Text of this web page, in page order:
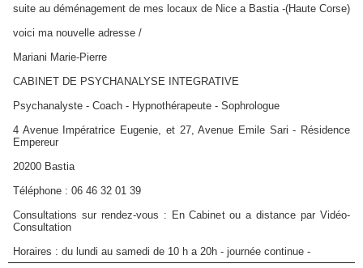
suite au déménagement de mes locaux de Nice a Bastia -(Haute Corse)
voici ma nouvelle adresse /
Mariani Marie-Pierre
CABINET DE PSYCHANALYSE INTEGRATIVE
Psychanalyste - Coach - Hypnothérapeute - Sophrologue
4 Avenue Impératrice Eugenie, et 27, Avenue Emile Sari - Résidence
Empereur
20200 Bastia
Téléphone : 06 46 32 01 39 ​
Consultations sur rendez-vous : En Cabinet ou a distance par Vidéo-
Consultation
Horaires : du lundi au samedi de 10 h a 20h - journée continue -